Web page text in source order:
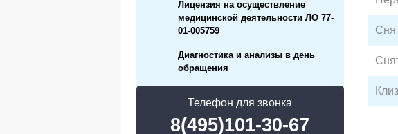
Лицензия на осуществление
медицинской деятельности ЛО 77-
01-005759
Диагностика и анализы в день
обращения
Телефон для звонка
8(495)101-30-67